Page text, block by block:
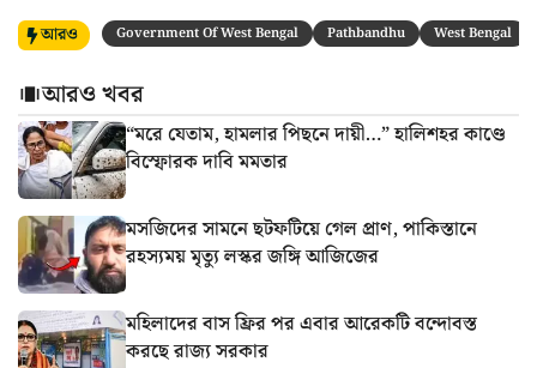
আরও Government Of West Bengal Pathbandhu West Bengal
আরও খবর
“মরে যেতাম, হামলার পিছনে দায়ী…” হালিশহর কাণ্ডে
বিস্ফোরক দাবি মমতার
মসজিদের সামনে ছটফটিয়ে গেল প্রাণ, পাকিস্তানে
রহস্যময় মৃত্যু লস্কর জঙ্গি আজিজের
মহিলাদের বাস ফ্রির পর এবার আরেকটি বন্দোবস্ত
করছে রাজ্য সরকার